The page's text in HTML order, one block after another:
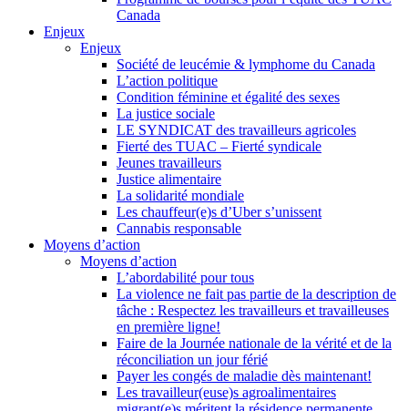
Canada
Enjeux
Enjeux
Société de leucémie & lymphome du Canada
L’action politique
Condition féminine et égalité des sexes
La justice sociale
LE SYNDICAT des travailleurs agricoles
Fierté des TUAC – Fierté syndicale
Jeunes travailleurs
Justice alimentaire
La solidarité mondiale
Les chauffeur(e)s d’Uber s’unissent
Cannabis responsable
Moyens d’action
Moyens d’action
L’abordabilité pour tous
La violence ne fait pas partie de la description de
tâche : Respectez les travailleurs et travailleuses
en première ligne!
Faire de la Journée nationale de la vérité et de la
réconciliation un jour férié
Payer les congés de maladie dès maintenant!
Les travailleur(euse)s agroalimentaires